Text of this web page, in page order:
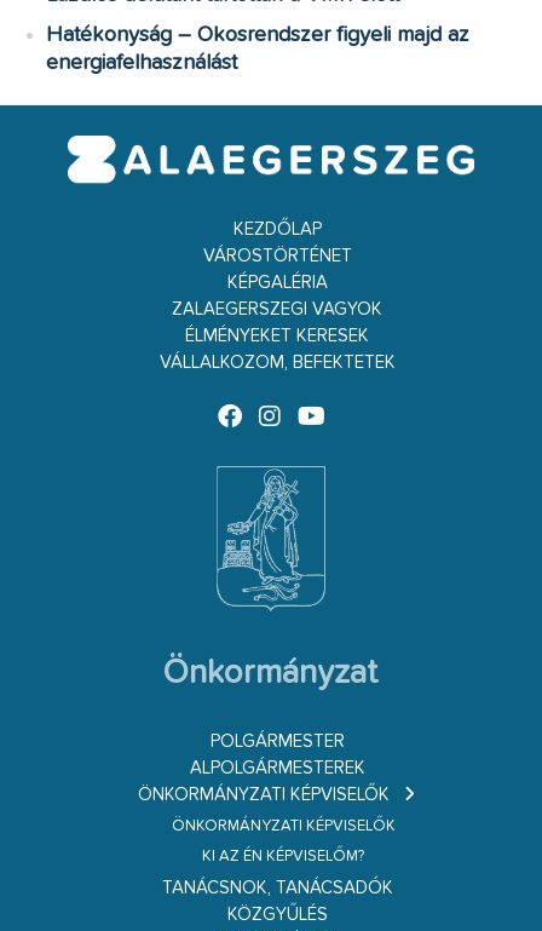
Hatékonyság – Okosrendszer figyeli majd az
energiafelhasználást
KEZDŐLAP
VÁROSTÖRTÉNET
KÉPGALÉRIA
ZALAEGERSZEGI VAGYOK
ÉLMÉNYEKET KERESEK
VÁLLALKOZOM, BEFEKTETEK
Önkormányzat
POLGÁRMESTER
ALPOLGÁRMESTEREK
ÖNKORMÁNYZATI KÉPVISELŐK
ÖNKORMÁNYZATI KÉPVISELŐK
KI AZ ÉN KÉPVISELŐM?
TANÁCSNOK, TANÁCSADÓK
KÖZGYŰLÉS